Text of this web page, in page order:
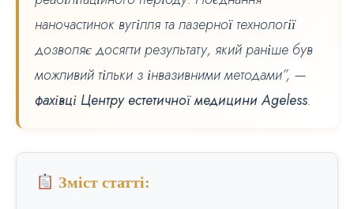
наночастинок вугілля та лазерної технології
дозволяє досягти результату, який раніше був
можливий тільки з інвазивними методами”, —
фахівці Центру естетичної медицини Ageless.
Зміст статті: